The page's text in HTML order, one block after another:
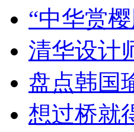
“中华赏
清华设计
盘点韩国
想过桥就